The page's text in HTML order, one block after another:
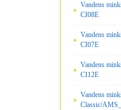
Vandens
CI08E
Vandens
CI07E
Vandens
CI12E
Vandens
Classic/